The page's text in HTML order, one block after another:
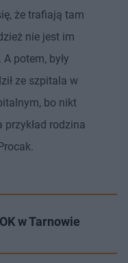
że trafiają tam
nie jest im
potem, były
ze szpitala w
bo nikt
przykład rodzina
w Tarnowie